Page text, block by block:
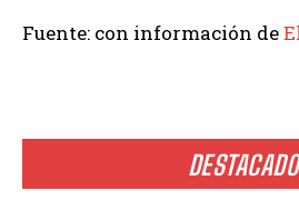
Fuente: con información de